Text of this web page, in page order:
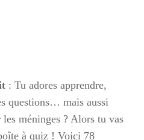
: Tu adores apprendre,
questions… mais aussi
les méninges ? Alors tu vas
à quiz ! Voici 78